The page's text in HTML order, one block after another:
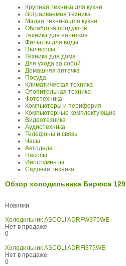
Крупная техника для кухни
Встраиваемая техника
Малая техника для кухни
Обработка продуктов
Техника для напитков
Фильтры для воды
Пылесосы
Техника для дома
Для ухода за собой
Домашняя аптечка
Посуда
Климатическая техника
Отопительная техника
Фототехника
Компьютеры и периферия
Компьютерные комплектующие
Видеотехника
Аудиотехника
Телефоны и связь
Часы
Автодела
Насосы
Инструменты
Садовая техника
Обзор холодильника Бирюса 129
Новинки
Холодильник ASCOLI ADRFW375WE
Нет в продаже
0
Холодильник ASCOLI ADRFI375WE
Нет в продаже
0